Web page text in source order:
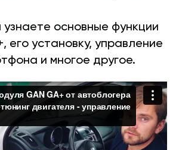
основные функции
его установку, управление
и многое другое.